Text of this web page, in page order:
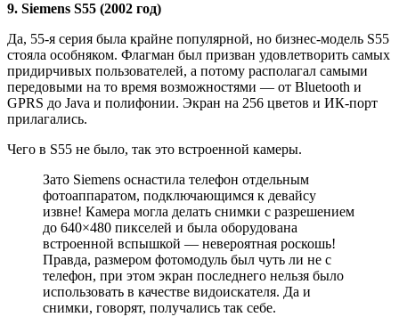
9. Siemens S55 (2002 год)
Да, 55-я серия была крайне популярной, но бизнес-модель S55
стояла особняком. Флагман был призван удовлетворить самых
придирчивых пользователей, а потому располагал самыми
передовыми на то время возможностями — от Bluetooth и
GPRS до Java и полифонии. Экран на 256 цветов и ИК-порт
прилагались.
Чего в S55 не было, так это встроенной камеры.
Зато Siemens оснастила телефон отдельным
фотоаппаратом, подключающимся к девайсу
извне! Камера могла делать снимки с разрешением
до 640×480 пикселей и была оборудована
встроенной вспышкой — невероятная роскошь!
Правда, размером фотомодуль был чуть ли не с
телефон, при этом экран последнего нельзя было
использовать в качестве видоискателя. Да и
снимки, говорят, получались так себе.